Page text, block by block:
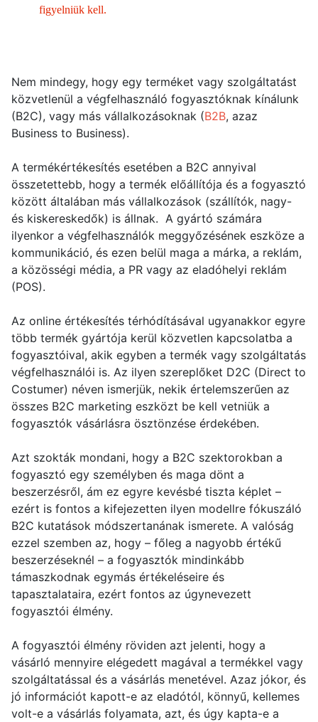
figyelniük kell.
Nem mindegy, hogy egy terméket vagy szolgáltatást
közvetlenül a végfelhasználó fogyasztóknak kínálunk
(B2C), vagy más vállalkozásoknak (B2B, azaz
Business to Business).
A termékértékesítés esetében a B2C annyival
összetettebb, hogy a termék előállítója és a fogyasztó
között általában más vállalkozások (szállítók, nagy-
és kiskereskedők) is állnak. A gyártó számára
ilyenkor a végfelhasználók meggyőzésének eszköze a
kommunikáció, és ezen belül maga a márka, a reklám,
a közösségi média, a PR vagy az eladóhelyi reklám
(POS).
Az online értékesítés térhódításával ugyanakkor egyre
több termék gyártója kerül közvetlen kapcsolatba a
fogyasztóival, akik egyben a termék vagy szolgáltatás
végfelhasználói is. Az ilyen szereplőket D2C (Direct to
Costumer) néven ismerjük, nekik értelemszerűen az
összes B2C marketing eszközt be kell vetniük a
fogyasztók vásárlásra ösztönzése érdekében.
Azt szokták mondani, hogy a B2C szektorokban a
fogyasztó egy személyben és maga dönt a
beszerzésről, ám ez egyre kevésbé tiszta képlet –
ezért is fontos a kifejezetten ilyen modellre fókuszáló
B2C kutatások módszertanának ismerete. A valóság
ezzel szemben az, hogy – főleg a nagyobb értékű
beszerzéseknél – a fogyasztók mindinkább
támaszkodnak egymás értékeléseire és
tapasztalataira, ezért fontos az úgynevezett
fogyasztói élmény.
A fogyasztói élmény röviden azt jelenti, hogy a
vásárló mennyire elégedett magával a termékkel vagy
szolgáltatással és a vásárlás menetével. Azaz jókor, és
jó információt kapott-e az eladótól, könnyű, kellemes
volt-e a vásárlás folyamata, azt, és úgy kapta-e a